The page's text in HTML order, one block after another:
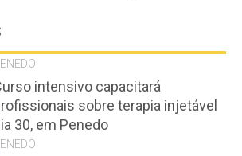
intensivo capacitará
sobre terapia injetável
30, em Penedo